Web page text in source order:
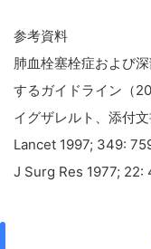
参考資料
肺血栓塞栓症および
するガイドライン（
イグザレルト、添付
Lancet 1997; 349:
J Surg Res 1977; 22: